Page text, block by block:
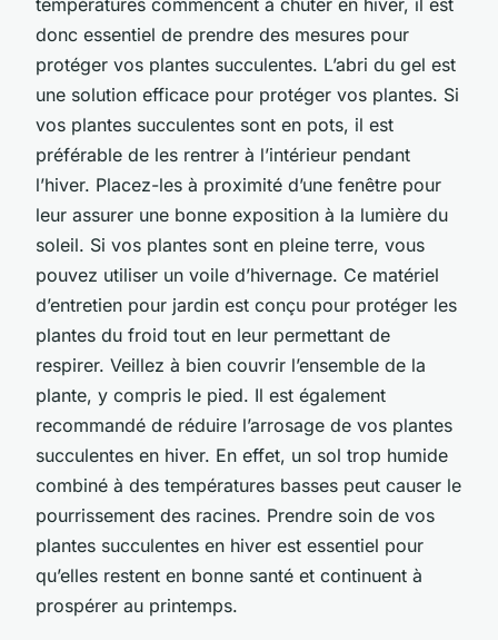
donc essentiel de prendre des mesures pour
protéger vos plantes succulentes. L’abri du gel est
une solution efficace pour protéger vos plantes. Si
vos plantes succulentes sont en pots, il est
préférable de les rentrer à l’intérieur pendant
l’hiver. Placez-les à proximité d’une fenêtre pour
leur assurer une bonne exposition à la lumière du
soleil. Si vos plantes sont en pleine terre, vous
pouvez utiliser un voile d’hivernage. Ce matériel
d’entretien pour jardin est conçu pour protéger les
plantes du froid tout en leur permettant de
respirer. Veillez à bien couvrir l’ensemble de la
plante, y compris le pied. Il est également
recommandé de réduire l’arrosage de vos plantes
succulentes en hiver. En effet, un sol trop humide
combiné à des températures basses peut causer le
pourrissement des racines. Prendre soin de vos
plantes succulentes en hiver est essentiel pour
qu’elles restent en bonne santé et continuent à
prospérer au printemps.